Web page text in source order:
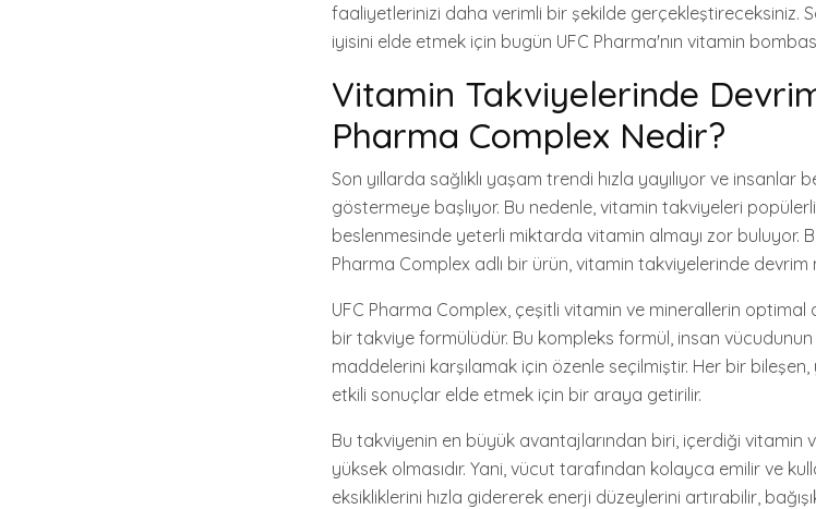
faaliyetlerinizi daha verimli bir şekilde gerçekleştireceksiniz.
iyisini elde etmek için bugün UFC Pharma'nın vitamin
Vitamin Takviyelerinde
Pharma Complex Nedir?
Son yıllarda sağlıklı yaşam trendi hızla yayılıyor ve
göstermeye başlıyor. Bu nedenle, vitamin takviyeleri
beslenmesinde yeterli miktarda vitamin almayı zor buluyor.
Pharma Complex adlı bir ürün, vitamin takviyelerinde
UFC Pharma Complex, çeşitli vitamin ve minerallerin
bir takviye formülüdür. Bu kompleks formül, insan
maddelerini karşılamak için özenle seçilmiştir. Her bir
etkili sonuçlar elde etmek için bir araya getirilir.
Bu takviyenin en büyük avantajlarından biri, içerdiği vitamin
yüksek olmasıdır. Yani, vücut tarafından kolayca emilir ve
eksikliklerini hızla gidererek enerji düzeylerini artırabilir,